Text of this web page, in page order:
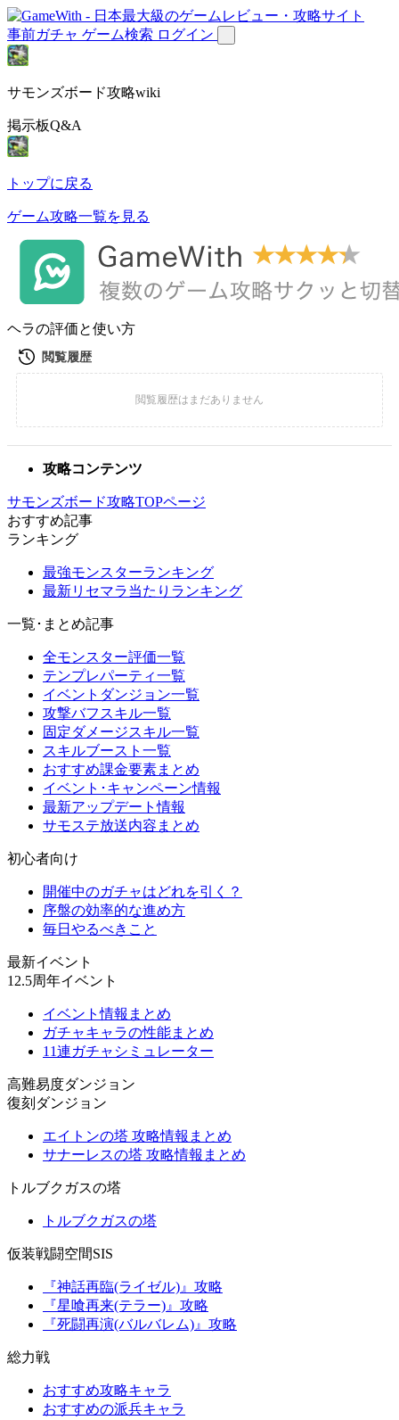
事前ガチャ ゲーム検索 ログイン
サモンズボード攻略wiki
掲示板Q&A
トップに戻る
ゲーム攻略一覧を見る
ヘラの評価と使い方
攻略コンテンツ
サモンズボード攻略TOPページ
おすすめ記事
ランキング
最強モンスターランキング
最新リセマラ当たりランキング
一覧･まとめ記事
全モンスター評価一覧
テンプレパーティ一覧
イベントダンジョン一覧
攻撃バフスキル一覧
固定ダメージスキル一覧
スキルブースト一覧
おすすめ課金要素まとめ
イベント･キャンペーン情報
最新アップデート情報
サモステ放送内容まとめ
初心者向け
開催中のガチャはどれを引く？
序盤の効率的な進め方
毎日やるべきこと
最新イベント
12.5周年イベント
イベント情報まとめ
ガチャキャラの性能まとめ
11連ガチャシミュレーター
高難易度ダンジョン
復刻ダンジョン
エイトンの塔 攻略情報まとめ
サナーレスの塔 攻略情報まとめ
トルブクガスの塔
トルブクガスの塔
仮装戦闘空間SIS
『神話再臨(ライゼル)』攻略
『星喰再来(テラー)』攻略
『死闘再演(バルバレム)』攻略
総力戦
おすすめ攻略キャラ
おすすめの派兵キャラ